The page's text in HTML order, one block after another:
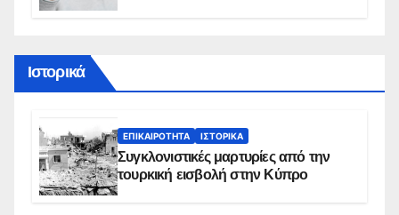
Ιστορικά
ΕΠΙΚΑΙΡΌΤΗΤΑ ΙΣΤΟΡΙΚΆ
Συγκλονιστικές μαρτυρίες από την
τουρκική εισβολή στην Κύπρο